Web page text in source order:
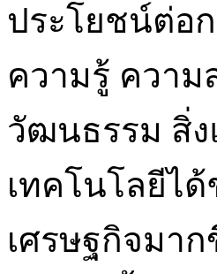
ประโยชน์ต่อ
ความรู้ ควา
วัฒนธรรม สิ่ง
เทคโนโลยีไ
เศรษฐกิจมา